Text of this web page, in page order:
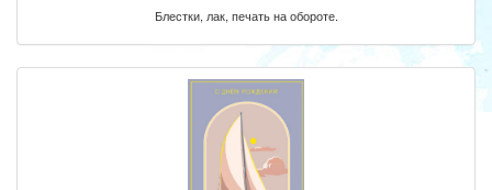
Блестки, лак, печать на обороте.